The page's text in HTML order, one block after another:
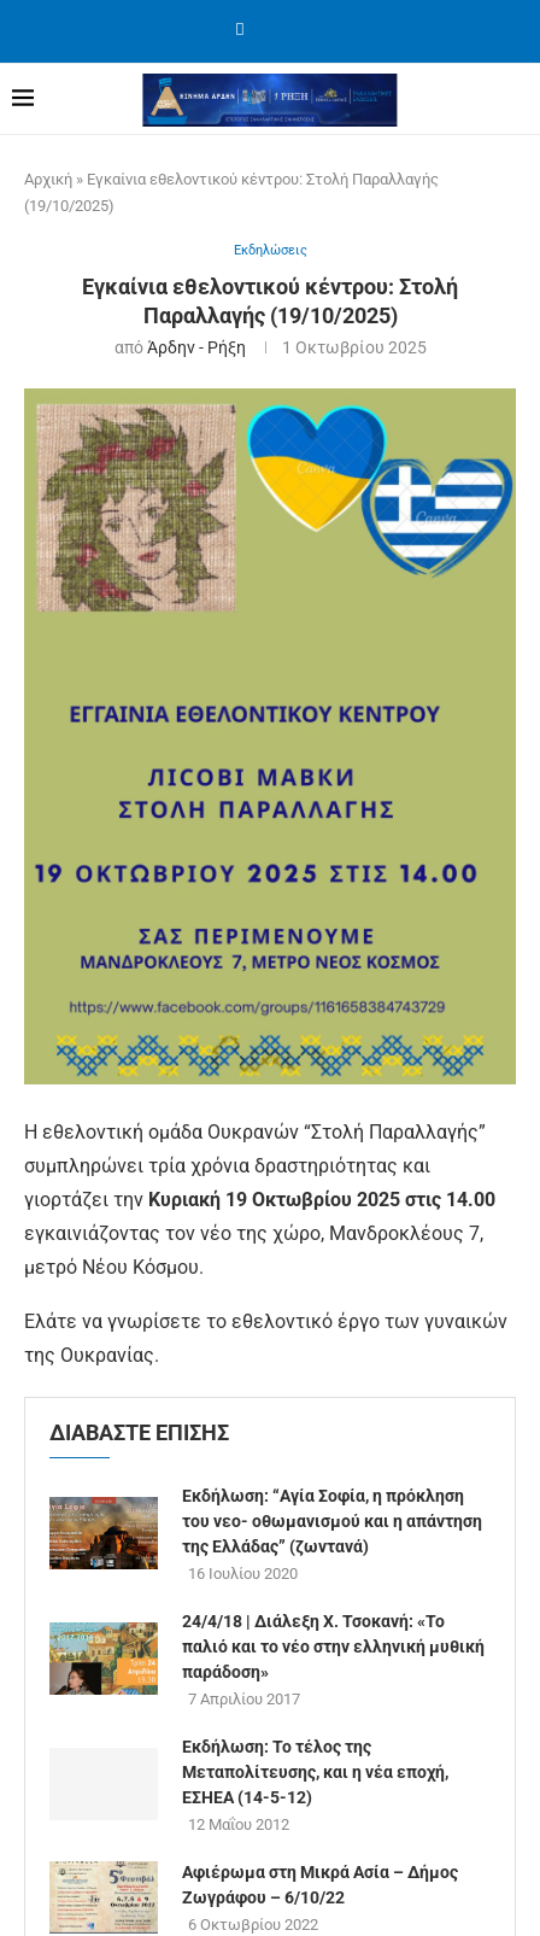
Αρχική » Εγκαίνια εθελοντικού κέντρου: Στολή Παραλλαγής
(19/10/2025)
Εκδηλώσεις
Εγκαίνια εθελοντικού κέντρου: Στολή
Παραλλαγής (19/10/2025)
απόΆρδην - Ρήξη 1 Οκτωβρίου 2025
Η εθελοντική ομάδα Ουκρανών “Στολή Παραλλαγής”
συμπληρώνει τρία χρόνια δραστηριότητας και
γιορτάζει την Κυριακή 19 Οκτωβρίου 2025 στις 14.00
εγκαινιάζοντας τον νέο της χώρο, Μανδροκλέους 7,
μετρό Νέου Κόσμου.
Ελάτε να γνωρίσετε το εθελοντικό έργο των γυναικών
της Ουκρανίας.
ΔΙΑΒΑΣΤΕ ΕΠΙΣΗΣ
Εκδήλωση: “Αγία Σοφία, η πρόκληση
του νεο- οθωμανισμού και η απάντηση
της Ελλάδας” (ζωντανά)
16 Ιουλίου 2020
24/4/18 | Διάλεξη Χ. Τσοκανή: «Το
παλιό και το νέο στην ελληνική μυθική
παράδοση»
7 Απριλίου 2017
Εκδήλωση: Το τέλος της
Μεταπολίτευσης, και η νέα εποχή,
ΕΣΗΕΑ (14-5-12)
12 Μαΐου 2012
Αφιέρωμα στη Μικρά Ασία – Δήμος
Ζωγράφου – 6/10/22
6 Οκτωβρίου 2022